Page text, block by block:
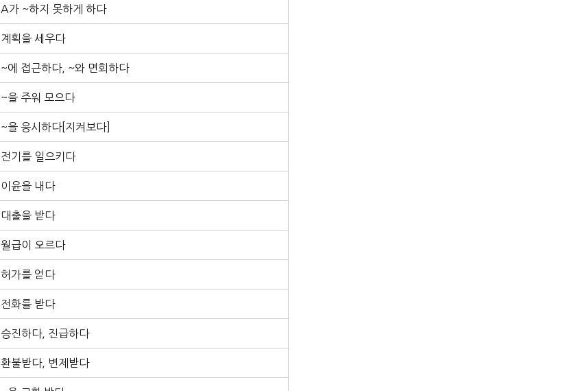
A가 ~하지 못하게 하다
계획을 세우다
~에 접근하다, ~와 면회하다
~을 주워 모으다
~을 응시하다[지켜보다]
전기를 일으키다
이윤을 내다
대출을 받다
월급이 오르다
허가를 얻다
전화를 받다
승진하다, 진급하다
환불받다, 변제받다